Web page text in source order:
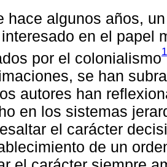
hace algunos años,
en el papel
por el colonialismo1
se han
autores han
en los sistemas
el carácter
de un